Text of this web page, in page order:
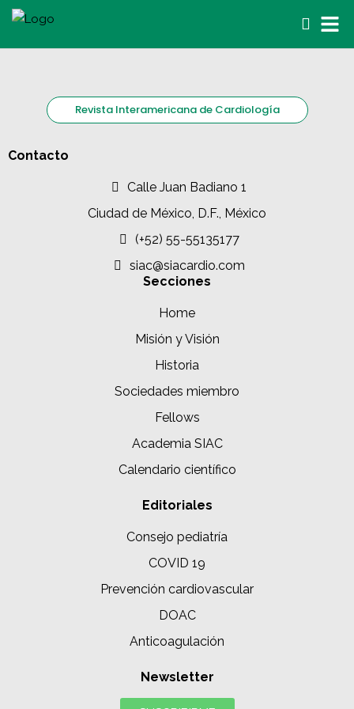
Revista Interamericana de Cardiología
Contacto
Calle Juan Badiano 1
Ciudad de México, D.F., México
(+52) 55-55135177
siac@siacardio.com
Secciones
Home
Misión y Visión
Historia
Sociedades miembro
Fellows
Academia SIAC
Calendario científico
Editoriales
Consejo pediatría
COVID 19
Prevención cardiovascular
DOAC
Anticoagulación
Newsletter